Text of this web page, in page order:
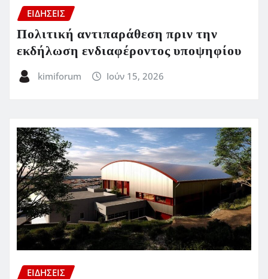
ΕΙΔΗΣΕΙΣ
Πολιτική αντιπαράθεση πριν την
εκδήλωση ενδιαφέροντος υποψηφίου
kimiforum Ιούν 15, 2026
ΕΙΔΗΣΕΙΣ